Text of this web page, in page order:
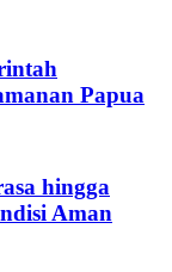
Papua
hingga
Aman